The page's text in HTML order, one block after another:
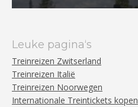
Leuke pagina‘s
Treinreizen Zwitserland
Treinreizen Italië
Treinreizen Noorwegen
Internationale Treintickets kopen